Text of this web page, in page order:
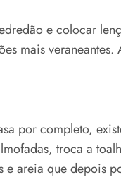
e colocar
mais
por completo,
troca a
e areia que